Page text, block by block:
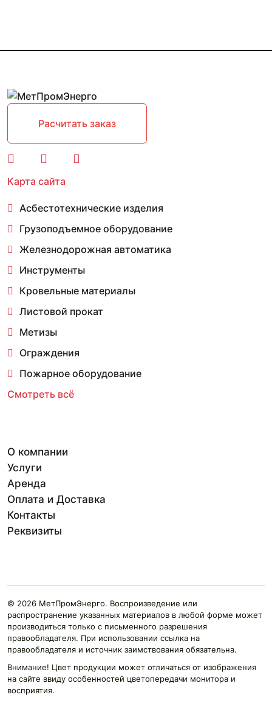
Расчитать заказ
Карта сайта
Асбестотехнические изделия
Грузоподъемное оборудование
Железнодорожная автоматика
Инструменты
Кровельные материалы
Листовой прокат
Метизы
Ограждения
Пожарное оборудование
Смотреть всё
О компании
Услуги
Аренда
Оплата и Доставка
Контакты
Реквизиты
© 2026 МетПромЭнерго. Воспроизведение или
распространение указанных материалов в любой форме может
производиться только с письменного разрешения
правообладателя. При использовании ссылка на
правообладателя и источник заимствования обязательна.
Внимание! Цвет продукции может отличаться от изображения
на сайте ввиду особенностей цветопередачи монитора и
восприятия.